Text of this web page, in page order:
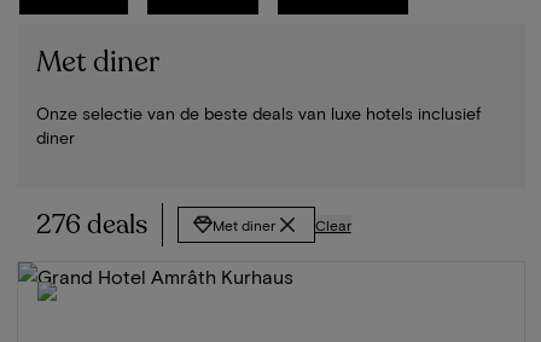
Met diner
Onze selectie van de beste deals van luxe hotels inclusief
diner
276 deals Met diner Clear